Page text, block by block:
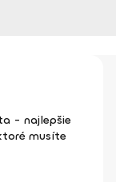
- najlepšie
musíte